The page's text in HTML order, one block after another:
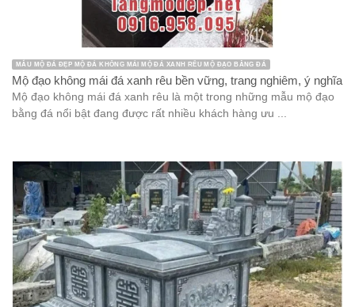
MẪU MỘ ĐÁ ĐẸP MỘ ĐÁ KHÔNG MÁI MỘ ĐÁ XANH RÊU MỘ ĐẠO BẰNG ĐÁ
Mộ đạo không mái đá xanh rêu bền vững, trang nghiêm, ý nghĩa
Mộ đạo không mái đá xanh rêu là một trong những mẫu mộ đạo
bằng đá nổi bật đang được rất nhiều khách hàng ưu ...